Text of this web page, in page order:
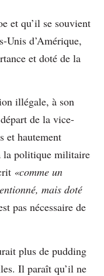
et qu’il se souvient
Unis d’Amérique,
et doté de la
illégale, à son
de la vice-
et hautement
la politique militaire
«comme un
mais doté
pas nécessaire de
plus de pudding
Il paraît qu’il ne